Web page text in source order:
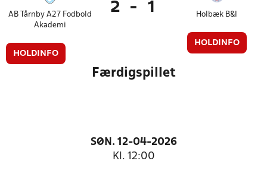
AB Tårnby A27 Fodbold
Akademi
HOLDINFO
2 - 1 Holbæk B&I
HOLDINFO
Færdigspillet
SØN. 12-04-2026
Kl. 12:00